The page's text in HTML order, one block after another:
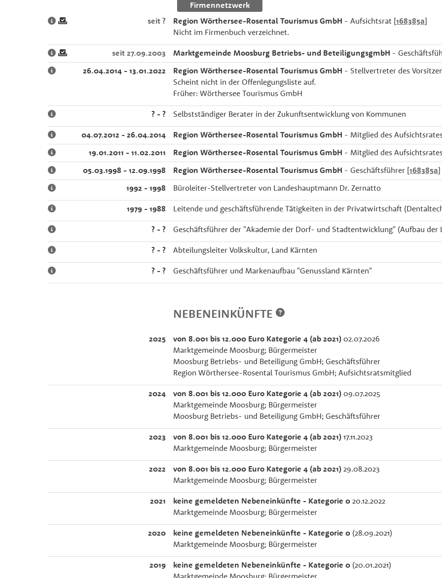
Firmennetzwerk
seit ?
Region Wörthersee-Rosental Tourismus GmbH - Aufsichtsrat [168385a]
Nicht im Firmenbuch verzeichnet.
seit 27.09.2003 Marktgemeinde Moosburg Betriebs- und BeteiligungsgmbH -
26.04.2014 - 13.01.2022
Region Wörthersee-Rosental Tourismus GmbH - Stellvertreter des
Scheint nicht in der Offenlegungsliste auf.
Früher: Wörthersee Tourismus GmbH
? - ? Selbstständiger Berater in der Zukunftsentwicklung von Kommunen
04.07.2012 - 26.04.2014 Region Wörthersee-Rosental Tourismus GmbH - Mitglied des
19.01.2011 - 11.02.2011
Region Wörthersee-Rosental Tourismus GmbH - Mitglied des
05.03.1998 - 12.09.1998
Region Wörthersee-Rosental Tourismus GmbH - Geschäftsführer [168385a]
1992 - 1998
Büroleiter-Stellvertreter von Landeshauptmann Dr. Zernatto
1979 - 1988 Leitende und geschäftsführende Tätigkeiten in der Privatwirtschaft
? - ? Geschäftsführer der "Akademie der Dorf- und Stadtentwicklung" (Aufbau der
? - ? Abteilungsleiter Volkskultur, Land Kärnten
? - ? Geschäftsführer und Markenaufbau "Genussland Kärnten"
NEBENEINKÜNFTE
2025 von 8.001 bis 12.000 Euro Kategorie 4 (ab 2021) 02.07.2026
Marktgemeinde Moosburg; Bürgermeister
Moosburg Betriebs- und Beteiligung GmbH; Geschäftsführer
Region Wörthersee-Rosental Tourismus GmbH; Aufsichtsratsmitglied
2024 von 8.001 bis 12.000 Euro Kategorie 4 (ab 2021) 09.07.2025
Marktgemeinde Moosburg; Bürgermeister
Moosburg Betriebs- und Beteiligung GmbH; Geschäftsführer
2023 von 8.001 bis 12.000 Euro Kategorie 4 (ab 2021) 17.11.2023
Marktgemeinde Moosburg; Bürgermeister
2022 von 8.001 bis 12.000 Euro Kategorie 4 (ab 2021) 29.08.2023
Marktgemeinde Moosburg; Bürgermeister
2021 keine gemeldeten Nebeneinkünfte - Kategorie 0 20.12.2022
Marktgemeinde Moosburg; Bürgermeister
2020 keine gemeldeten Nebeneinkünfte - Kategorie 0 (28.09.2021)
Marktgemeinde Moosburg; Bürgermeister
2019 keine gemeldeten Nebeneinkünfte - Kategorie 0 (20.01.2021)
Marktgemeinde Moosburg; Bürgermeister